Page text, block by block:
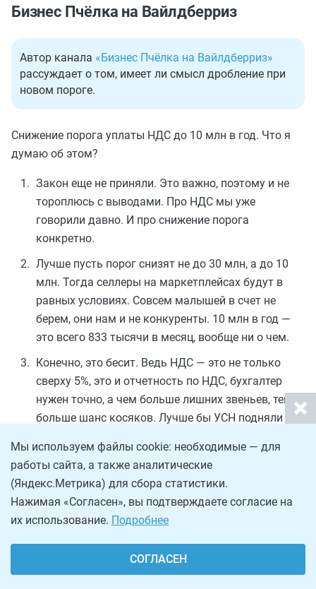
Бизнес Пчёлка на Вайлдберриз
Автор канала «Бизнес Пчёлка на Вайлдберриз»
рассуждает о том, имеет ли смысл дробление при
новом пороге.
Снижение порога уплаты НДС до 10 млн в год. Что я
думаю об этом?
Закон еще не приняли. Это важно, поэтому и не
тороплюсь с выводами. Про НДС мы уже
говорили давно. И про снижение порога
конкретно.
Лучше пусть порог снизят не до 30 млн, а до 10
млн. Тогда селлеры на маркетплейсах будут в
равных условиях. Совсем малышей в счет не
берем, они нам и не конкуренты. 10 млн в год —
это всего 833 тысячи в месяц, вообще ни о чем.
Конечно, это бесит. Ведь НДС — это не только
сверху 5%, это и отчетность по НДС, бухгалтер
нужен точно, а чем больше лишних звеньев, тем
больше шанс косяков. Лучше бы УСН подняли с 6
Что делать? Дробить бизнес имело смысл при пороге
60 млн, при 30 смысл ещё сохранился бы для
некоторых, НО! при 10 млн смысла дробиться нет. Это
надо 7 ИП, чтобы не попасть на НДС (если оборот 60
Мы используем файлы cookie: необходимые — для
работы сайта, а также аналитические
(Яндекс.Метрика) для сбора статистики.
Нажимая «Согласен», вы подтверждаете согласие на
их использование. Подробнее
СОГЛАСЕН